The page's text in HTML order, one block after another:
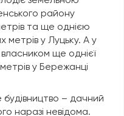
району
та ще однією
метрів у Луцьку. А у
власником ще однієї
у Бережанці
– дачний
наразі невідома.